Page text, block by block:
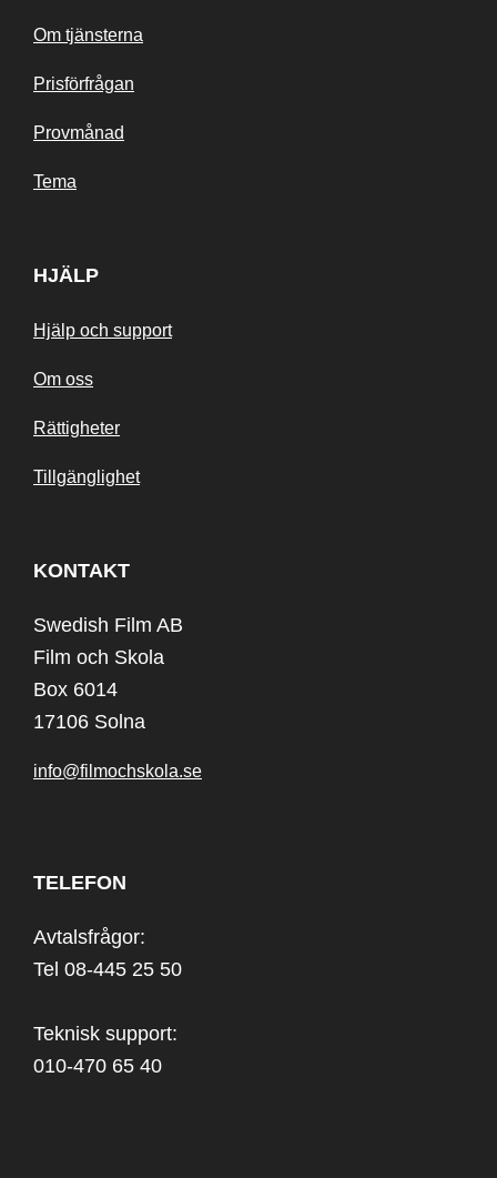
Om tjänsterna
Prisförfrågan
Provmånad
Tema
HJÄLP
Hjälp och support
Om oss
Rättigheter
Tillgänglighet
KONTAKT
Swedish Film AB
Film och Skola
Box 6014
17106 Solna
info@filmochskola.se
TELEFON
Avtalsfrågor:
Tel 08-445 25 50
Teknisk support:
010-470 65 40